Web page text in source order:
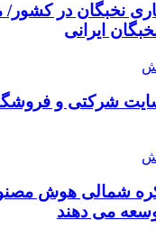
نخبگان در
ایرانی
شرکتی و
شمالی هوش
می دهند